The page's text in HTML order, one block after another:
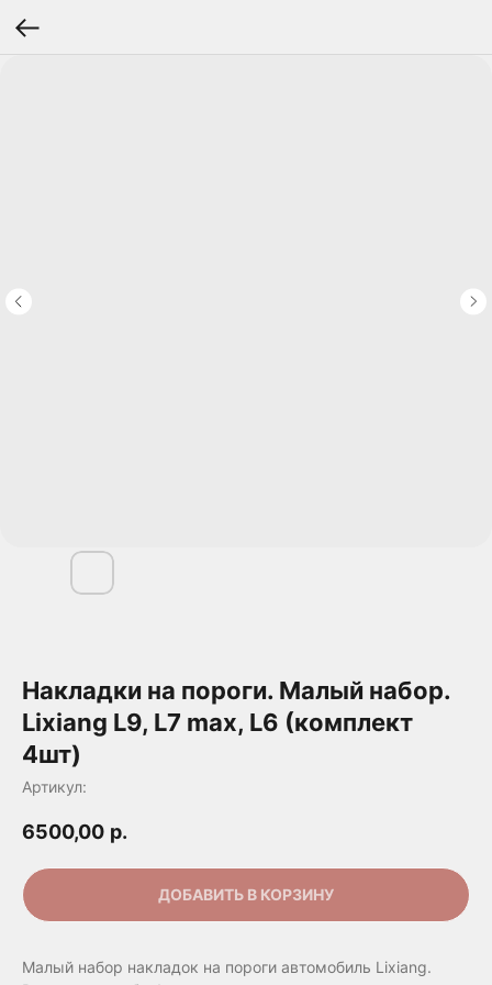
Накладки на пороги. Малый набор.
Lixiang L9, L7 max, L6 (комплект
4шт)
Артикул:
6500,00 р.
ДОБАВИТЬ В КОРЗИНУ
Малый набор накладок на пороги автомобиль Lixiang.